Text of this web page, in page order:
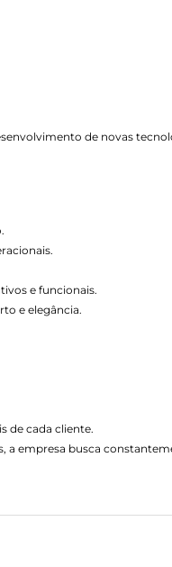
de novas
e funcionais.
e elegância.
de cada cliente.
a empresa busca